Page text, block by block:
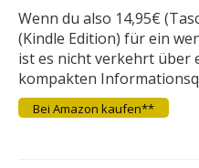
Wenn du also 14,95€
(Kindle Edition) für ein
ist es nicht verkehrt über
kompakten
Bei Amazon kaufen**